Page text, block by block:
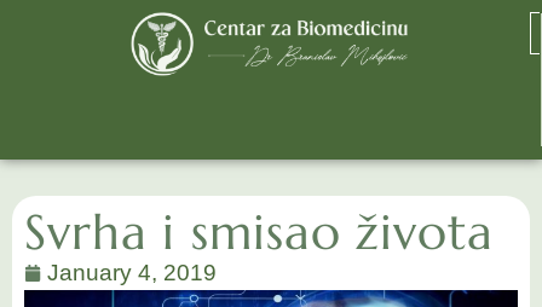
Svrha i smisao života
January 4, 2019